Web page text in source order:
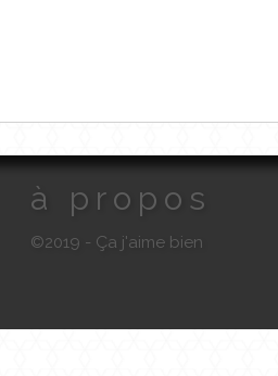
à propos
©2019 - Ça j'aime bien